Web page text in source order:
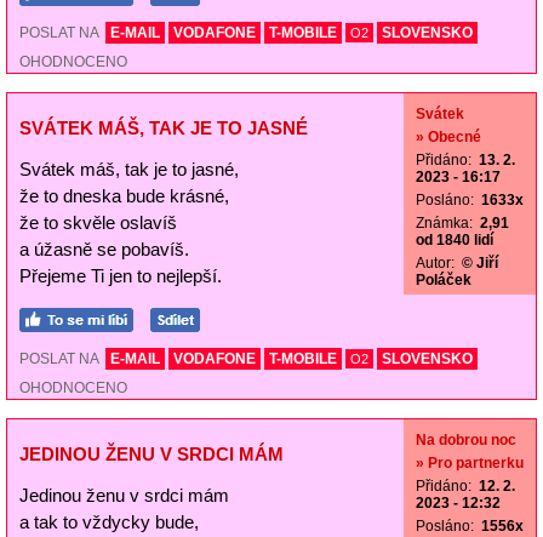
POSLAT NA E-MAIL VODAFONE T-MOBILE O2
SLOVENSKO
OHODNOCENO
SVÁTEK MÁŠ, TAK JE TO JASNÉ
Svátek máš, tak je to jasné,
že to dneska bude krásné,
že to skvěle oslavíš
a úžasně se pobavíš.
Přejeme Ti jen to nejlepší.
Svátek
» Obecné
Přidáno: 13. 2.
2023 - 16:17
Posláno: 1633x
Známka: 2,91
od 1840 lidí
Autor: © Jiří
Poláček
POSLAT NA E-MAIL VODAFONE T-MOBILE O2
SLOVENSKO
OHODNOCENO
JEDINOU ŽENU V SRDCI MÁM
Jedinou ženu v srdci mám
a tak to vždycky bude,
Na dobrou noc
» Pro partnerku
Přidáno: 12. 2.
2023 - 12:32
Posláno: 1556x